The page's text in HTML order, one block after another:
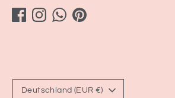
Währung
Deutschland (EUR €)